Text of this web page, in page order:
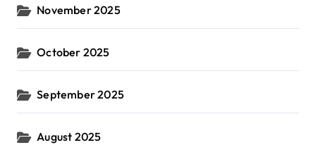
November 2025
October 2025
September 2025
August 2025